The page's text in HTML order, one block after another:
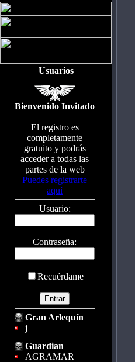
Usuarios
Bienvenido Invitado
El registro es
completamente
gratuito y podrás
acceder a todas las
partes de la web
Puedes registrarte
aquí
Usuario:
Contraseña:
Recuérdame
Gran Arlequín
j
Guardian
AGRAMAR